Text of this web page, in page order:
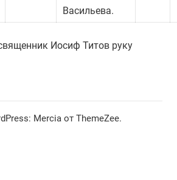
Васильева.
Иосиф Титов руку
Mercia от ThemeZee.